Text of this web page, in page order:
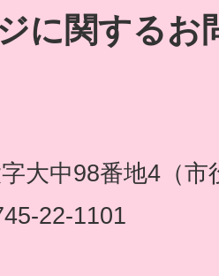
に関するお
大中98番地4（市
22-1101